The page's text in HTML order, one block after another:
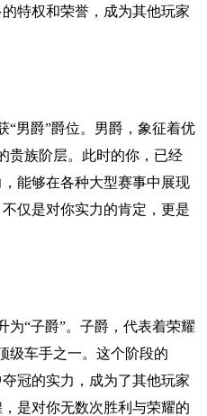
特权和荣誉，成为其他玩家
“男爵”爵位。男爵，象征着优
贵族阶层。此时的你，已经
能够在各种大型赛事中展现
仅是对你实力的肯定，更是
为“子爵”。子爵，代表着荣耀
级车手之一。这个阶段的
冠的实力，成为了其他玩家
是对你无数次胜利与荣耀的